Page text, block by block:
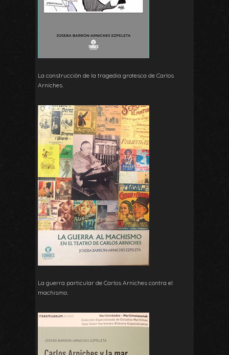
La construcción de la tragedia grotesca de Carlos
Arniches.
La guerra particular de Carlos Arniches contra el
machismo.